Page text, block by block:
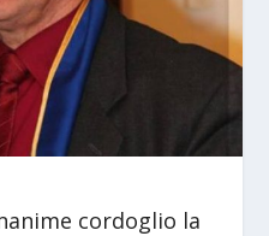
cordoglio la